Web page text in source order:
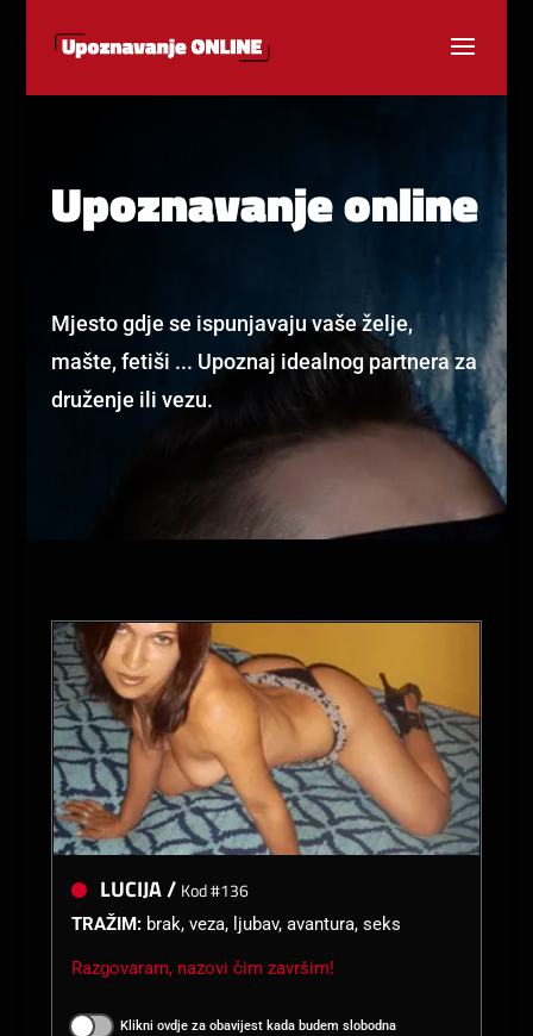
Upoznavanje online
Mjesto gdje se ispunjavaju vaše želje,
mašte, fetiši ... Upoznaj idealnog partnera za
druženje ili vezu.
LUCIJA / Kod #136
TRAŽIM: brak, veza, ljubav, avantura, seks
Razgovaram, nazovi čim završim!
Klikni ovdje za obavijest kada budem slobodna